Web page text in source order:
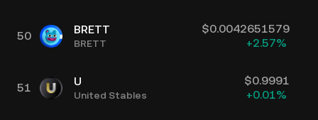
50 BRETT
BRETT
$0.0042651579
+2.57%
51 U
United Stables
$0.9991
+0.01%